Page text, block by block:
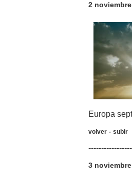
2 noviembre
Europa
volver - subir
3 noviembre